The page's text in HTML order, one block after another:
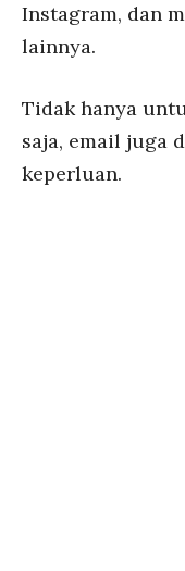
Instagram, dan
lainnya.
Tidak hanya
saja, email juga
keperluan.